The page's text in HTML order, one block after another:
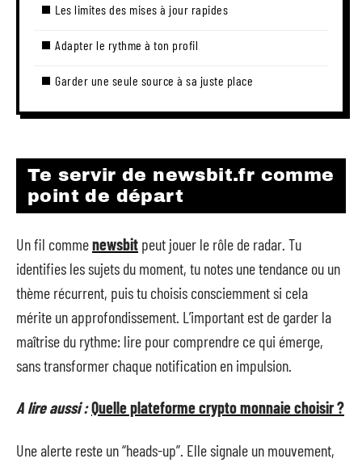
Les limites des mises à jour rapides
Adapter le rythme à ton profil
Garder une seule source à sa juste place
Te servir de newsbit.fr comme
point de départ
Un fil commenewsbit peut jouer le rôle de radar. Tu
identifies les sujets du moment, tu notes une tendance ou un
thème récurrent, puis tu choisis consciemment si cela
mérite un approfondissement. L’important est de garder la
maîtrise du rythme: lire pour comprendre ce qui émerge,
sans transformer chaque notification en impulsion.
A lire aussi :Quelle plateforme crypto monnaie choisir ?
Une alerte reste un “heads-up”. Elle signale un mouvement,